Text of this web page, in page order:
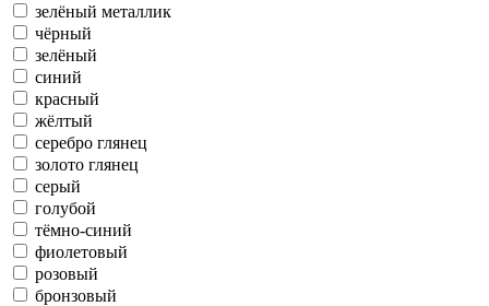
зелёный металлик
чёрный
зелёный
синий
красный
жёлтый
серебро глянец
золото глянец
серый
голубой
тёмно-синий
фиолетовый
розовый
бронзовый